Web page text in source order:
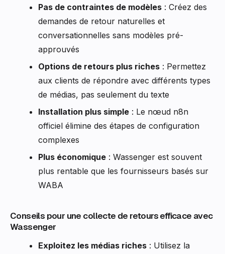
Pas de contraintes de modèles : Créez des
demandes de retour naturelles et
conversationnelles sans modèles pré-
approuvés
Options de retours plus riches : Permettez
aux clients de répondre avec différents types
de médias, pas seulement du texte
Installation plus simple : Le nœud n8n
officiel élimine des étapes de configuration
complexes
Plus économique : Wassenger est souvent
plus rentable que les fournisseurs basés sur
WABA
Conseils pour une collecte de retours efficace avec
Wassenger
Exploitez les médias riches : Utilisez la